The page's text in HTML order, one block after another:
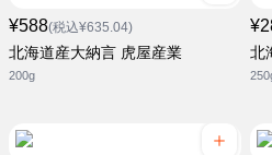
¥588(税込¥635.04)
北海道産大納言 虎屋産業
200g
北